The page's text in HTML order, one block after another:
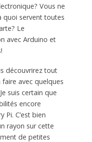
Vous ne
quoi servent toutes
Le
avec Arduino et
découvrirez tout
avec quelques
suis certain que
encore
C’est bien
rayon sur cette
de petites